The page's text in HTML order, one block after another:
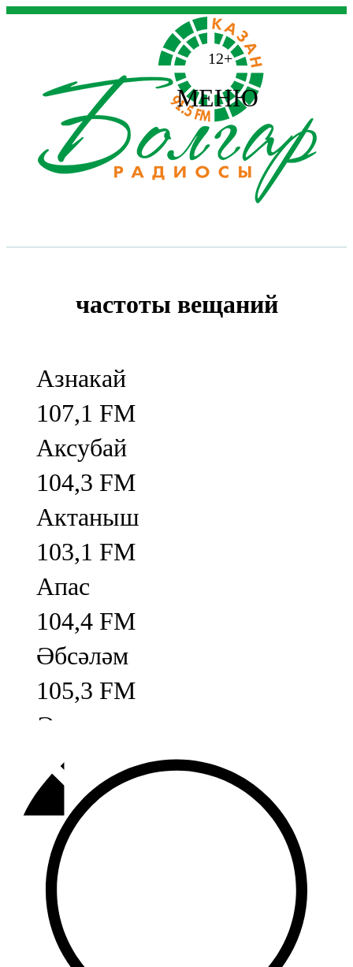
12+
МЕНЮ
частоты вещаний
Азнакай
107,1 FM
Аксубай
104,3 FM
Актаныш
103,1 FM
Апас
104,4 FM
Әбсәләм
105,3 FM
Әлмәт
92,9 FM
Базарлы матак
107,1 FM
Балык бистәсе
104,9 FM
Баулы